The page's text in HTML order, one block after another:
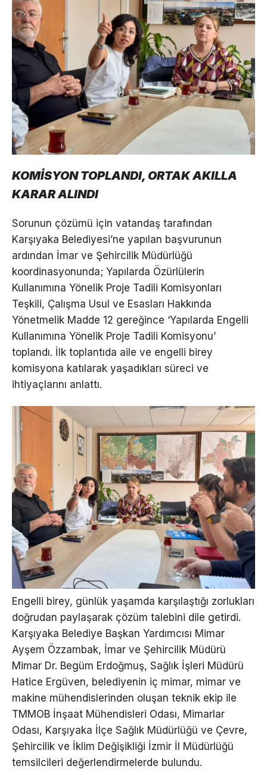
KOMİSYON TOPLANDI, ORTAK AKILLA
KARAR ALINDI
Sorunun çözümü için vatandaş tarafından
Karşıyaka Belediyesi’ne yapılan başvurunun
ardından İmar ve Şehircilik Müdürlüğü
koordinasyonunda; Yapılarda Özürlülerin
Kullanımına Yönelik Proje Tadili Komisyonları
Teşkili, Çalışma Usul ve Esasları Hakkında
Yönetmelik Madde 12 gereğince ‘Yapılarda Engelli
Kullanımına Yönelik Proje Tadili Komisyonu’
toplandı. İlk toplantıda aile ve engelli birey
komisyona katılarak yaşadıkları süreci ve
ihtiyaçlarını anlattı.
Engelli birey, günlük yaşamda karşılaştığı zorlukları
doğrudan paylaşarak çözüm talebini dile getirdi.
Karşıyaka Belediye Başkan Yardımcısı Mimar
Ayşem Özzambak, İmar ve Şehircilik Müdürü
Mimar Dr. Begüm Erdoğmuş, Sağlık İşleri Müdürü
Hatice Ergüven, belediyenin iç mimar, mimar ve
makine mühendislerinden oluşan teknik ekip ile
TMMOB İnşaat Mühendisleri Odası, Mimarlar
Odası, Karşıyaka İlçe Sağlık Müdürlüğü ve Çevre,
Şehircilik ve İklim Değişikliği İzmir İl Müdürlüğü
temsilcileri değerlendirmelerde bulundu.